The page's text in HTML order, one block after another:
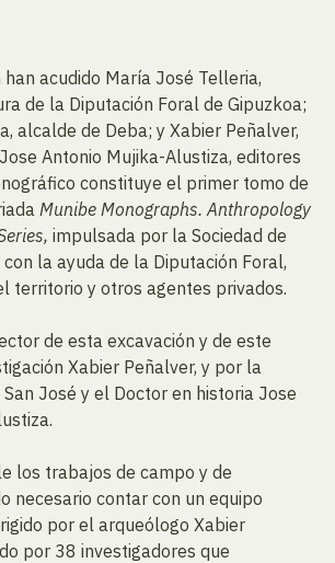
acudido María José Telleria,
de la Diputación Foral de Gipuzkoa;
alcalde de Deba; y Xabier Peñalver,
Antonio Mujika-Alustiza, editores
constituye el primer tomo de
Munibe Monographs. Anthropology
impulsada por la Sociedad de
con la ayuda de la Diputación Foral,
territorio y otros agentes privados.
de esta excavación y de este
Xabier Peñalver, y por la
José y el Doctor en historia Jose
los trabajos de campo y de
necesario contar con un equipo
por el arqueólogo Xabier
por 38 investigadores que